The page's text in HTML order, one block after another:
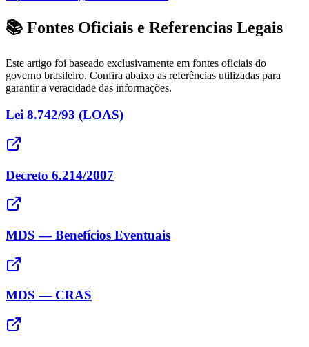
📚 Fontes Oficiais e Referencias Legais
Este artigo foi baseado exclusivamente em fontes oficiais do
governo brasileiro. Confira abaixo as referências utilizadas para
garantir a veracidade das informações.
Lei 8.742/93 (LOAS)
Decreto 6.214/2007
MDS — Benefícios Eventuais
MDS — CRAS